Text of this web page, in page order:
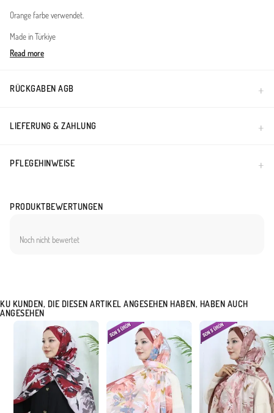
Orange farbe verwendet.
Made in Türkiye
Read more
RÜCKGABEN AGB
LIEFERUNG & ZAHLUNG
PFLEGEHINWEISE
PRODUKTBEWERTUNGEN
Noch nicht bewertet
KU KUNDEN, DIE DIESEN ARTIKEL ANGESEHEN HABEN, HABEN AUCH
ANGESEHEN